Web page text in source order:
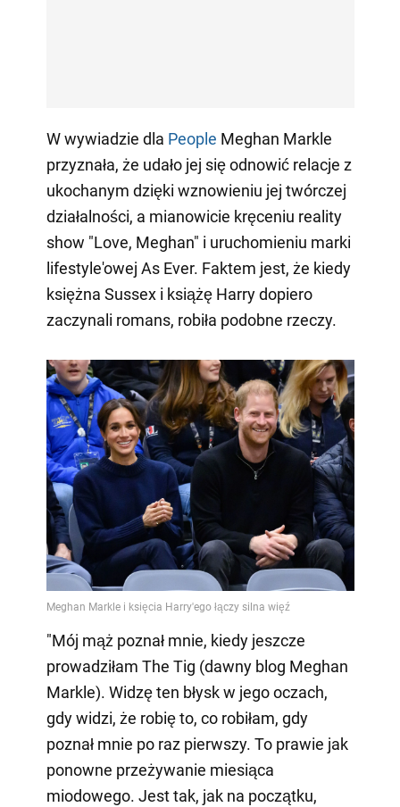
W wywiadzie dla People Meghan Markle
przyznała, że udało jej się odnowić relacje z
ukochanym dzięki wznowieniu jej twórczej
działalności, a mianowicie kręceniu reality
show "Love, Meghan" i uruchomieniu marki
lifestyle'owej As Ever. Faktem jest, że kiedy
księżna Sussex i książę Harry dopiero
zaczynali romans, robiła podobne rzeczy.
"Mój mąż poznał mnie, kiedy jeszcze
prowadziłam The Tig (dawny blog Meghan
Markle). Widzę ten błysk w jego oczach,
gdy widzi, że robię to, co robiłam, gdy
poznał mnie po raz pierwszy. To prawie jak
ponowne przeżywanie miesiąca
miodowego. Jest tak, jak na początku,